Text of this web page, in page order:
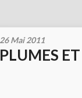
26 Mai 2011
PLUMES